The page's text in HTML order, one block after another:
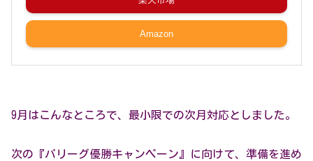
Amazon
9月はこんなところで、最小限での次月対応としました。
次の『パリーグ優勝キャンペーン』に向けて、準備を進め